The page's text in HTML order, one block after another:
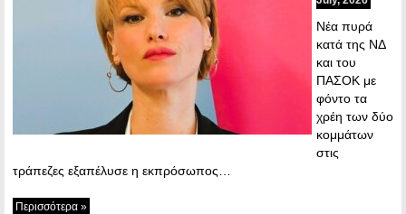
Nέα πυρά
κατά της ΝΔ
και του
ΠΑΣΟΚ με
φόντο τα
χρέη των δύο
κομμάτων
στις
τράπεζες εξαπέλυσε η εκπρόσωπος…
Περισσότερα »